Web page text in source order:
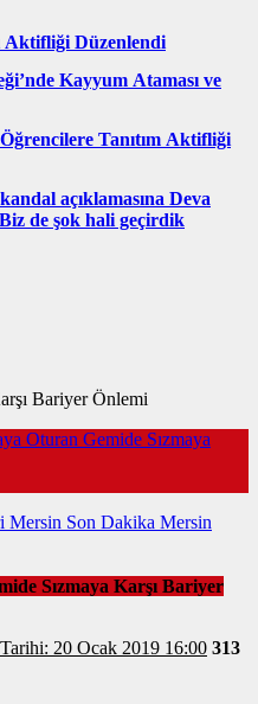
Aktifliği Düzenlendi
Kayyum Ataması ve
Tanıtım Aktifliği
açıklamasına Deva
de şok hali geçirdik
Bariyer Önlemi
Oturan Gemide Sızmaya
Mersin Son Dakika Mersin
Sızmaya Karşı Bariyer
Yayınlanma Tarihi: 20 Ocak 2019 16:00 313